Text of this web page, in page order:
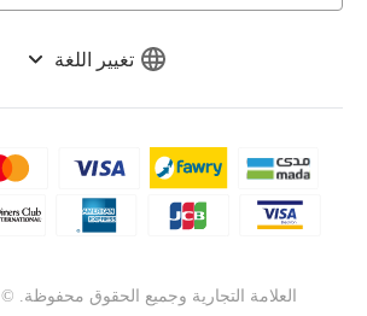
تغيير اللغة
العلامة التجارية وجميع الحقوق محفوظة. ©